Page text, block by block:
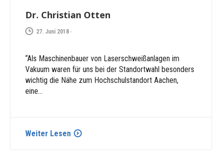
Dr. Christian Otten
27. Juni 2018 -
“Als Maschinenbauer von Laserschweißanlagen im
Vakuum waren für uns bei der Standortwahl besonders
wichtig die Nähe zum Hochschulstandort Aachen,
eine…
Weiter Lesen